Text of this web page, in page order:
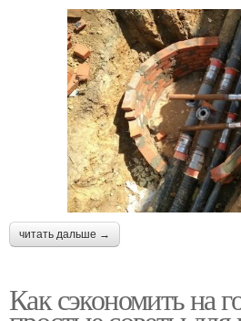
читать дальше →
Как сэкономить на